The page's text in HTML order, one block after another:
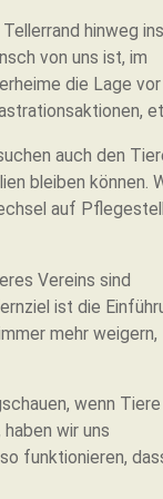
hinweg ins
von uns ist, im
die Lage vor
auch den
bleiben können.
auf
Vereins sind
ist die
mehr weigern,
wenn Tiere
wir uns
funktionieren,